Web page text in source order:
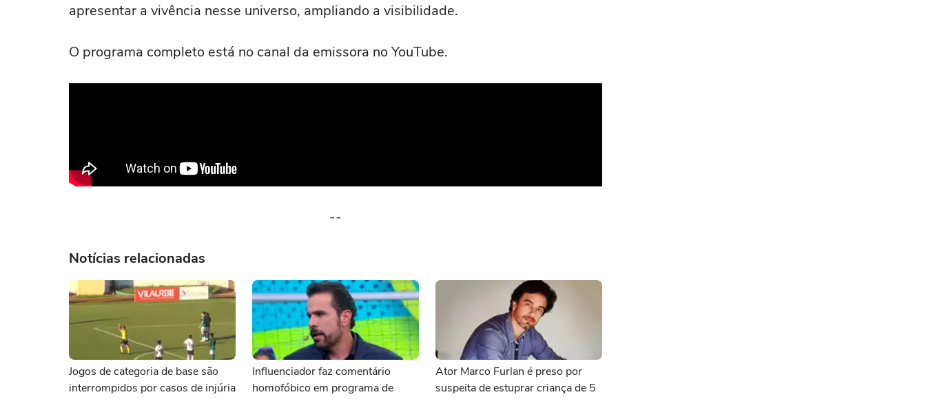
apresentar a vivência nesse universo, ampliando a visibilidade.
O programa completo está no canal da emissora no YouTube.
--
Notícias relacionadas
Jogos de categoria de base são
interrompidos por casos de injúria
Influenciador faz comentário
homofóbico em programa de
Ator Marco Furlan é preso por
suspeita de estuprar criança de 5